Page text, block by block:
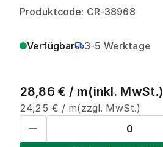
Produktcode: CR-38968
Verfügbar 3-5 Werktage
28,86 € / m(inkl. MwSt.)
24,25 € / m(zzgl. MwSt.)